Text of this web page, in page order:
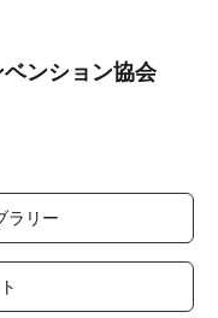
ンション協会
ラリー